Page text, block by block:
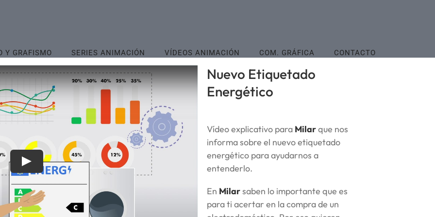
Y GRAFISMO SERIES ANIMACIÓN VÍDEOS ANIMACIÓN COM. GRÁFICA CONTACTO
Nuevo Etiquetado
Energético
Vídeo explicativo para Milarque nos
informa sobre el nuevo etiquetado
energético para ayudarnos a
entenderlo.
En Milarsaben lo importante que es
para ti acertar en la compra de un